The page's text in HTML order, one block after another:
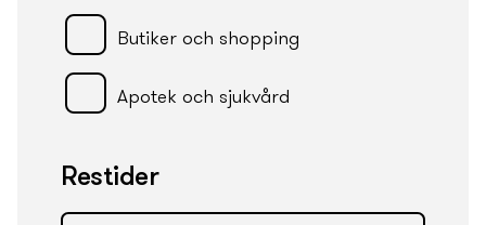
Restider
Butiker och shopping
Apotek och sjukvård